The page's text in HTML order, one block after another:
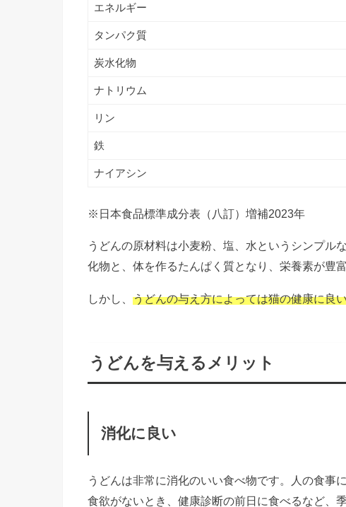
エネルギー
タンパク質
炭水化物
ナトリウム
リン
鉄
ナイアシン
※日本食品標準成分表（八訂）増補2023年
うどんの原材料は小麦粉、塩、水というシンプルな
化物と、体を作るたんぱく質となり、栄養素が豊
しかし、 うどんの与え方によっては猫の健康に良
うどんを与えるメリット
消化に良い
うどんは非常に消化のいい食べ物です。人の食事
食欲がないとき、健康診断の前日に食べるなど、